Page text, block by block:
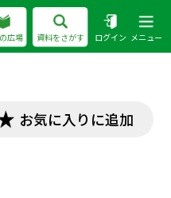
広場 資料をさがす ログイン メニュー
お気に入りに追加